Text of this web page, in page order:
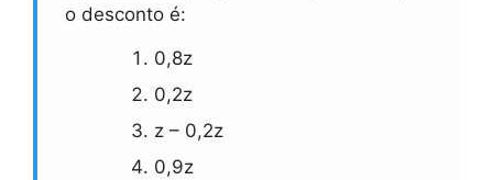
o desconto é:
0,8z
0,2z
z – 0,2z
0,9z